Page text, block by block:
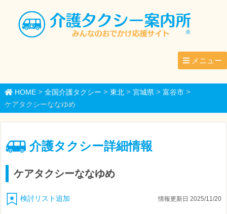
メニュー
HOME> 全国介護タクシー > 東北> 宮城県> 富谷市>
ケアタクシーななゆめ
介護タクシー詳細情報
ケアタクシーななゆめ
検討リスト追加 情報更新日 2025/11/20